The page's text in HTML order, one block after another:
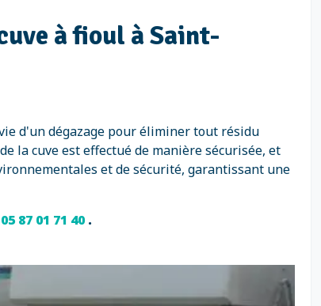
à fioul à Saint-
d'un dégazage pour éliminer tout résidu
la cuve est effectué de manière sécurisée, et
et de sécurité, garantissant une
05 87 01 71 40.